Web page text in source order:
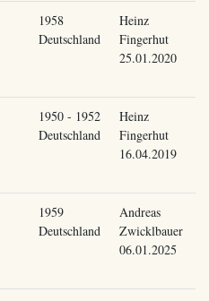
1958
Deutschland
Heinz
Fingerhut
25.01.2020
1950 - 1952
Deutschland
Heinz
Fingerhut
16.04.2019
1959
Deutschland
Andreas
Zwicklbauer
06.01.2025